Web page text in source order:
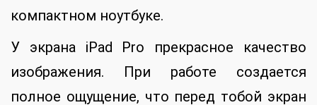
компактном ноутбуке.
У экрана iPad Pro прекрасное качество
изображения. При работе создается
полное ощущение, что перед тобой экран